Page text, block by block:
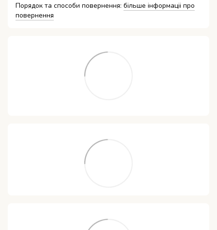
Порядок та способи повернення: більше інформаціі про
повернення